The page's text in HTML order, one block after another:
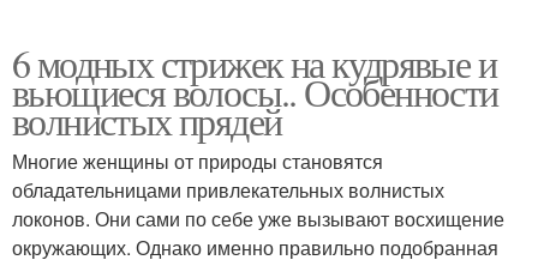
6 модных стрижек на кудрявые и
вьющиеся волосы.. Особенности
волнистых прядей
Многие женщины от природы становятся
обладательницами привлекательных волнистых
локонов. Они сами по себе уже вызывают восхищение
окружающих. Однако именно правильно подобранная